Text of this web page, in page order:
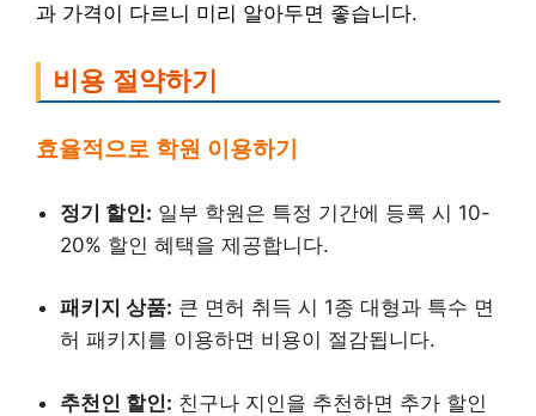
과 가격이 다르니 미리 알아두면 좋습니다.
비용 절약하기
효율적으로 학원 이용하기
정기 할인: 일부 학원은 특정 기간에 등록 시 10-
20% 할인 혜택을 제공합니다.
패키지 상품: 큰 면허 취득 시 1종 대형과 특수 면
허 패키지를 이용하면 비용이 절감됩니다.
추천인 할인: 친구나 지인을 추천하면 추가 할인